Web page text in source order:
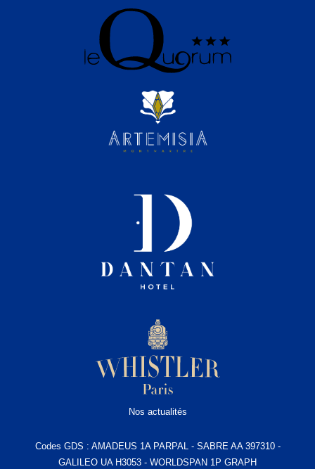
Nos actualités
Codes GDS : AMADEUS 1A PARPAL - SABRE AA 397310 -
GALILEO UA H3053 - WORLDSPAN 1P GRAPH